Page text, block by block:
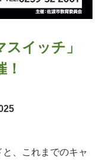
イッチ」
、これまでのキャ